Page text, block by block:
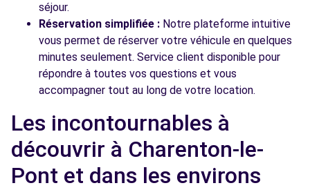
séjour.
Réservation simplifiée : Notre plateforme intuitive
vous permet de réserver votre véhicule en quelques
minutes seulement. Service client disponible pour
répondre à toutes vos questions et vous
accompagner tout au long de votre location.
Les incontournables à
découvrir à Charenton-le-
Pont et dans les environs